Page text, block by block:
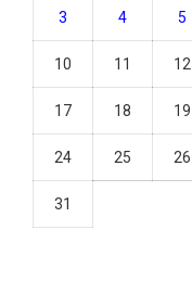
3 4 5
10 11 12
17 18 19
24 25 26
31